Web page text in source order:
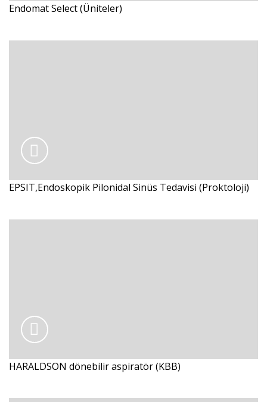
Endomat Select (Üniteler)
EPSIT,Endoskopik Pilonidal Sinüs Tedavisi (Proktoloji)
HARALDSON dönebilir aspiratör (KBB)